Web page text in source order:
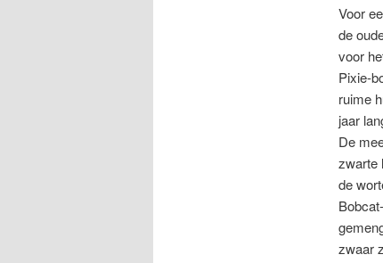
Voor
de
voor
Pixie-
ruime
jaar
De
zwarte
de
zwaar